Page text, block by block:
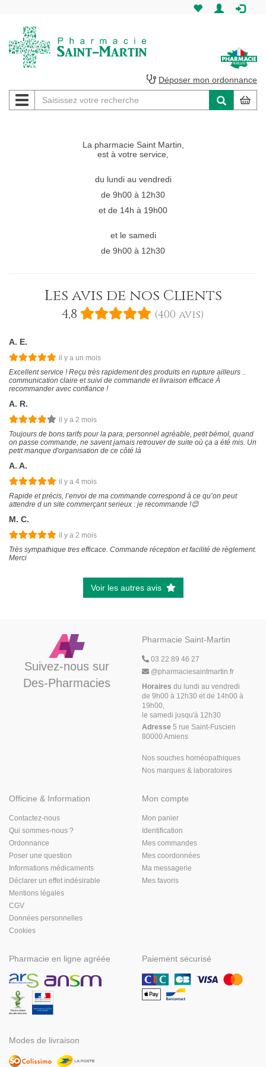
Martin
Pharmacie
Martin
Amiens
Déposer mon ordonnance
Navigation
La pharmacie Saint Martin,
est à votre service,
du lundi au vendredi
de 9h00 à 12h30
et de 14h à 19h00
et le samedi
de 9h00 à 12h30
Les avis de nos Clients
4,8 (400 avis)
A. E.
il y a un mois
Excellent service ! Reçu très rapidement des produits en rupture ailleurs ..
communication claire et suivi de commande et livraison efficace À
recommander avec confiance !
A. R.
il y a 2 mois
Toujours de bons tarifs pour la para, personnel agréable, petit bémol, quand
on passe commande, ne savent jamais retrouver de suite où ça a été mis. Un
petit manque d'organisation de ce côté là
A. A.
il y a 4 mois
Rapide et précis, l’envoi de ma commande correspond à ce qu’on peut
attendre d un site commerçant serieux : je recommande !😊
M. C.
il y a 2 mois
Très sympathique tres efficace. Commande réception et facilité de règlement.
Merci
Voir les autres avis
Suivez-nous sur
Des-Pharmacies
Pharmacie Saint-Martin
03 22 89 46 27
@pharmaciesaintmartin.fr
Horaires du lundi au vendredi
de 9h00 à 12h30 et de 14h00 à
19h00,
le samedi jusqu'à 12h30
Adresse 5 rue Saint-Fuscien
80000 Amiens
Nos souches homéopathiques
Nos marques & laboratoires
Officine & Information
Contactez-nous
Qui sommes-nous ?
Ordonnance
Poser une question
Informations médicaments
Déclarer un effet indésirable
Mentions légales
CGV
Données personnelles
Cookies
Mon compte
Mon panier
Identification
Mes commandes
Mes coordonnées
Ma messagerie
Mes favoris
Pharmacie en ligne agréée Paiement sécurisé
Modes de livraison